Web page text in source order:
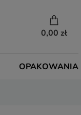
0,00 zł
OPAKOWANIA